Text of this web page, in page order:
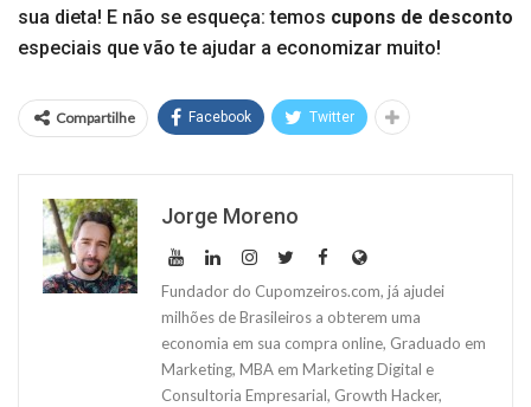
sua dieta! E não se esqueça: temos cupons de desconto
especiais que vão te ajudar a economizar muito!
Compartilhe Facebook Twitter
Jorge Moreno
Fundador do Cupomzeiros.com, já ajudei
milhões de Brasileiros a obterem uma
economia em sua compra online, Graduado em
Marketing, MBA em Marketing Digital e
Consultoria Empresarial, Growth Hacker,